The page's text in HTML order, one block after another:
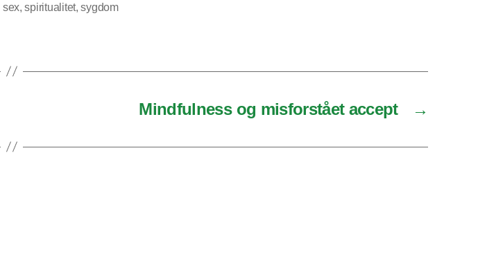
sex,spiritualitet,sygdom
→
Mindfulness og misforstået accept